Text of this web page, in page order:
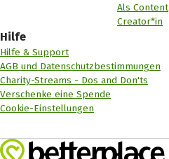
Als Content
Creator*in
Hilfe
Hilfe & Support
AGB und Datenschutzbestimmungen
Charity-Streams - Dos and Don'ts
Verschenke eine Spende
Cookie-Einstellungen